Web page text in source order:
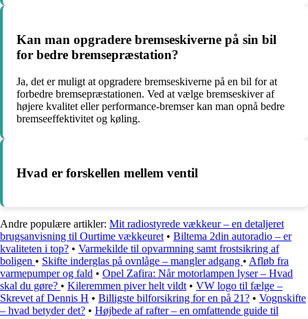
Kan man opgradere bremseskiverne på sin bil
for bedre bremsepræstation?
Ja, det er muligt at opgradere bremseskiverne på en bil for at
forbedre bremsepræstationen. Ved at vælge bremseskiver af
højere kvalitet eller performance-bremser kan man opnå bedre
bremseeffektivitet og køling.
Hvad er forskellen mellem ventil
Andre populære artikler: Mit radiostyrede vækkeur – en detaljeret
brugsanvisning til Ourtime vækkeuret • Biltema 2din autoradio – er
kvaliteten i top? • Varmekilde til opvarmning samt frostsikring af
boligen • Skifte inderglas på ovnlåge – mangler adgang • Afløb fra
varmepumper og fald • Opel Zafira: Når motorlampen lyser – Hvad
skal du gøre? • Kileremmen piver helt vildt • VW logo til fælge –
Skrevet af Dennis H • Billigste bilforsikring for en på 21? • Vognskifte
– hvad betyder det? • Højbede af rafter – en omfattende guide til